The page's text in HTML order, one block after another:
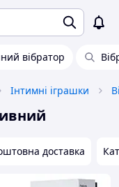
вібратор
Інтимні іграшки
доставка